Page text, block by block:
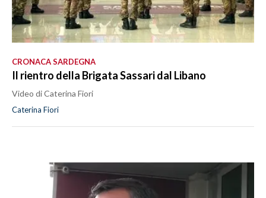
CRONACA SARDEGNA
Il rientro della Brigata Sassari dal Libano
Video di Caterina Fiori
Caterina Fiori